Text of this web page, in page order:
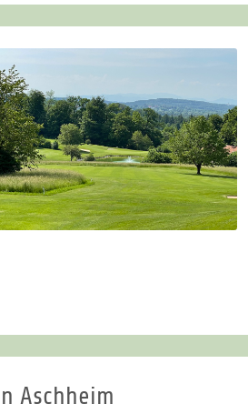
Aschheim